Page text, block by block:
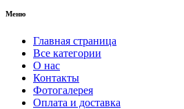
Меню
Главная страница
Все категории
О нас
Контакты
Фотогалерея
Оплата и доставка